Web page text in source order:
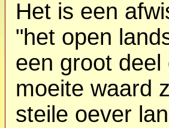
Het is een
"het open
een groot
moeite waard
steile oever